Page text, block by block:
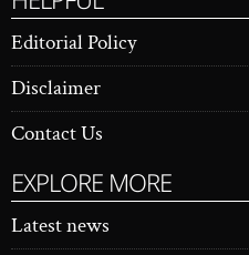
Editorial Policy
Disclaimer
Contact Us
EXPLORE MORE
Latest news